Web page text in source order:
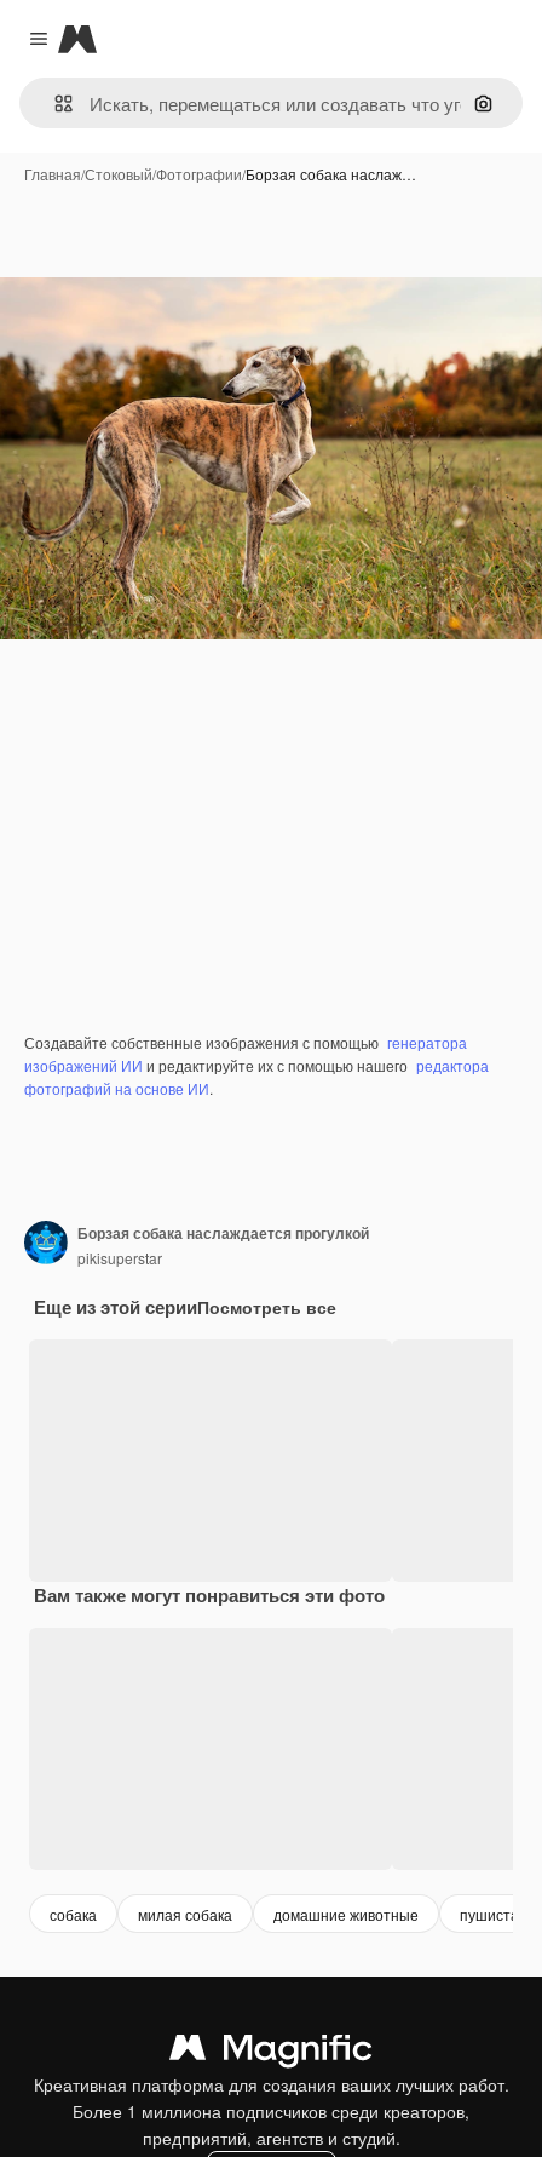
Close menu
Magnific
Поиск
Главная/Стоковый/Фотографии/Борзая собака наслаж…
Создавайте собственные изображения с помощью генератора
изображений ИИ и редактируйте их с помощью нашего редактора
фотографий на основе ИИ.
Борзая собака наслаждается прогулкой
pikisuperstar
Еще из этой серииПосмотреть все
Вам также могут понравиться эти фото
собака милая собака домашние животные пушистая
Креативная платформа для создания ваших лучших работ.
Более 1 миллиона подписчиков среди креаторов,
предприятий, агентств и студий.